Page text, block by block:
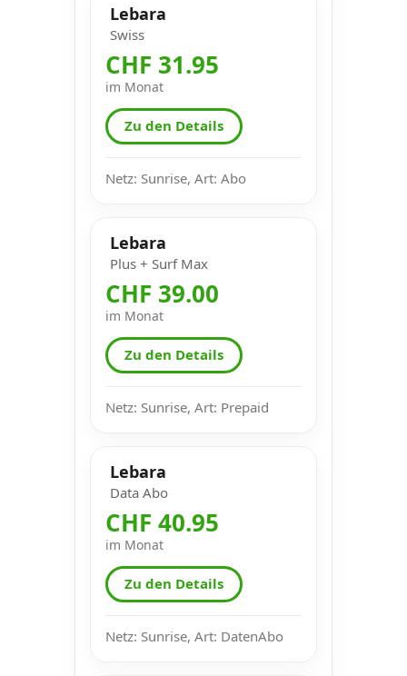
Lebara
Swiss
CHF 31.95
im Monat
Zu den Details
Netz: Sunrise, Art: Abo
Lebara
Plus + Surf Max
CHF 39.00
im Monat
Zu den Details
Netz: Sunrise, Art: Prepaid
Lebara
Data Abo
CHF 40.95
im Monat
Zu den Details
Netz: Sunrise, Art: DatenAbo